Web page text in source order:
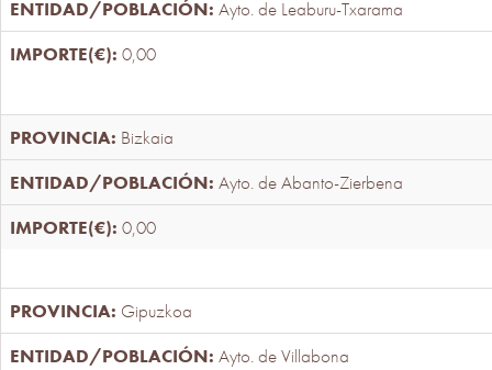
Ayto. de Leaburu-Txarama
0,00
Bizkaia
Ayto. de Abanto-Zierbena
0,00
Gipuzkoa
Ayto. de Villabona